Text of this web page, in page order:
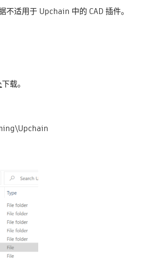
适用于 Upchain 中的 CAD 插件。
下载。